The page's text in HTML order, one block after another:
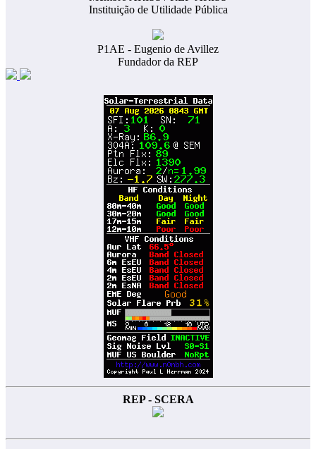
Instituição de Utilidade Pública
P1AE - Eugenio de Avillez
Fundador da REP
REP - SCERA